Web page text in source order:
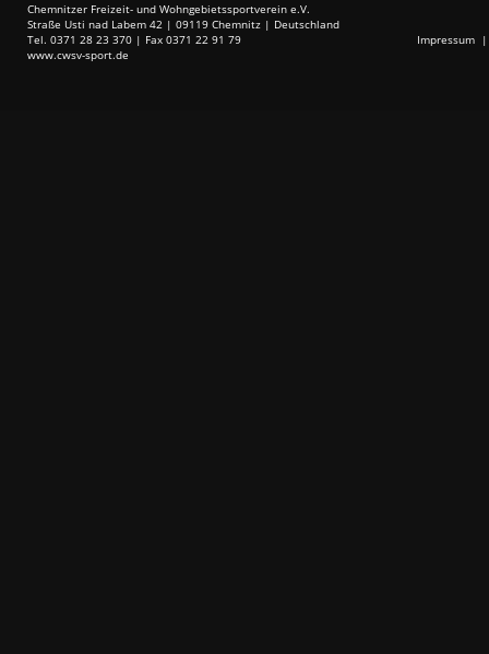
Chemnitzer Freizeit- und Wohngebietssportverein e.V.
Straße Usti nad Labem 42 | 09119 Chemnitz | Deutschland
Tel. 0371 28 23 370 | Fax 0371 22 91 79
www.cwsv-sport.de
Impressum